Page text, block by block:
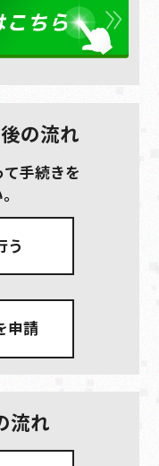
の流れ
手続きを
う
申請
流れ